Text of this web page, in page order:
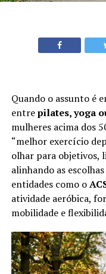
Quando o assunto é
entrepilates, yoga
mulheres acima dos
“melhor exercício
olhar para objetivos,
alinhando as
entidades como o
atividade aeróbica,
mobilidade e